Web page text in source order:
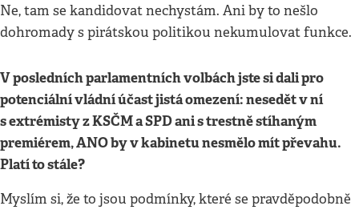
Ne, tam se kandidovat nechystám. Ani by to nešlo
dohromady s pirátskou politikou nekumulovat funkce.
V posledních parlamentních volbách jste si dali pro
potenciální vládní účast jistá omezení: nesedět v ní
s extrémisty z KSČM a SPD ani s trestně stíhaným
premiérem, ANO by v kabinetu nesmělo mít převahu.
Platí to stále?
Myslím si, že to jsou podmínky, které se pravděpodobně